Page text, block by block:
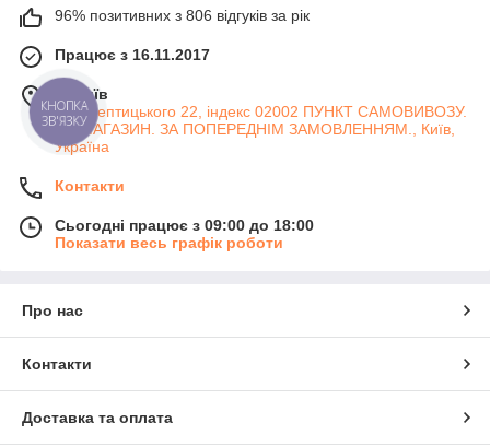
96% позитивних з 806 відгуків за рік
Працює з 16.11.2017
м. Київ
вул Шептицького 22, індекс 02002 ПУНКТ САМОВИВОЗУ.
НЕ МАГАЗИН. ЗА ПОПЕРЕДНІМ ЗАМОВЛЕННЯМ., Київ,
Україна
Контакти
Сьогодні працює з 09:00 до 18:00
Показати весь графік роботи
Про нас
Контакти
Доставка та оплата
КНОПКА
ЗВ'ЯЗКУ